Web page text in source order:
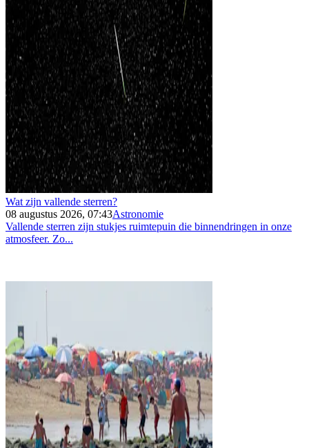
Wat zijn vallende sterren?
08 augustus 2026, 07:43Astronomie
Vallende sterren zijn stukjes ruimtepuin die binnendringen in onze
atmosfeer. Zo...